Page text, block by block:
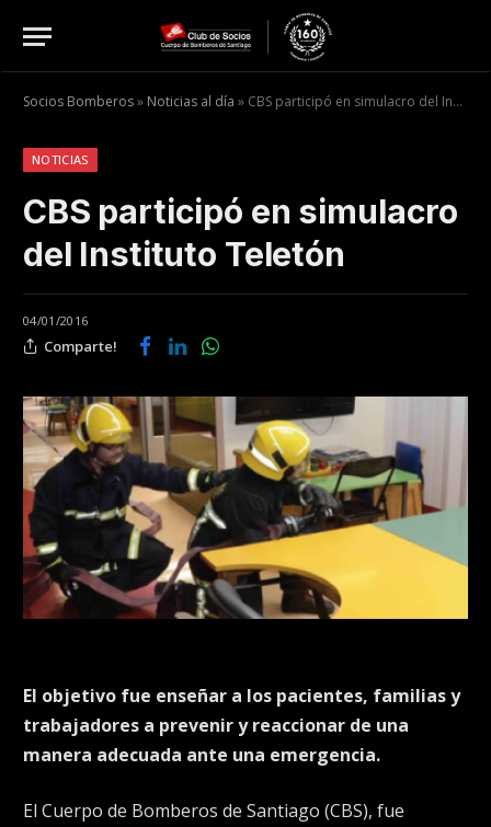
Socios Bomberos» Noticias al día » CBS participó en simulacro del Instituto Teletón
NOTICIAS
CBS participó en simulacro
del Instituto Teletón
04/01/2016
Comparte!
El objetivo fue enseñar a los pacientes, familias y
trabajadores a prevenir y reaccionar de una
manera adecuada ante una emergencia.
El Cuerpo de Bomberos de Santiago (CBS), fue